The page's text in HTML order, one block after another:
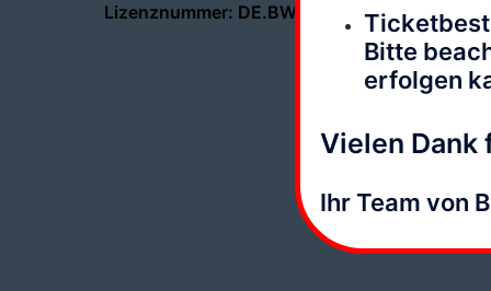
Lizenznummer: DE.BW.BOP.001
Bitte
erfolgen
Vielen Dank
Ihr Team von